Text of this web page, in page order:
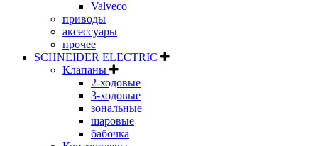
Valveco
приводы
аксессуары
прочее
SCHNEIDER ELECTRIC
Клапаны
2-ходовые
3-ходовые
зональные
шаровые
бабочка